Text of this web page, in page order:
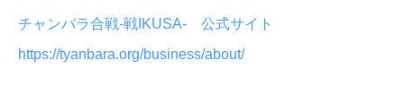
チャンバラ合戦-戦IKUSA- 公式サイト
https://tyanbara.org/business/about/